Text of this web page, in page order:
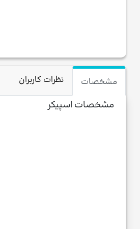
مشخصات نظرات کاربران
مشخصات اسپیکر